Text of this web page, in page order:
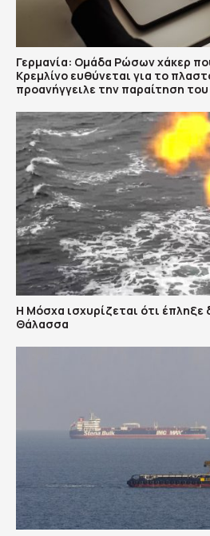
Γερμανία: Ομάδα Ρώσων χάκερ
Κρεμλίνο ευθύνεται για το
προανήγγειλε την παραίτηση
Η Μόσχα ισχυρίζεται ότι
Θάλασσα